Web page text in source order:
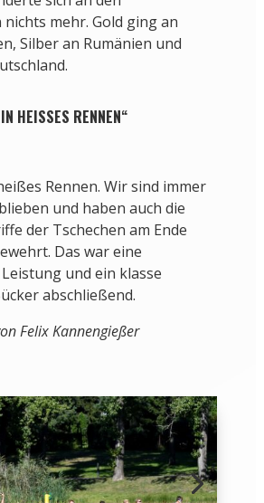
mehr. Gold ging an
Silber an Rumänien und
HEISSES RENNEN“
Rennen. Wir sind immer
und haben auch die
der Tschechen am Ende
Das war eine
und ein klasse
abschließend.
Felix Kannengießer